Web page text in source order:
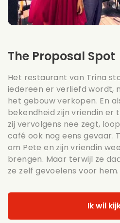
The Proposal Spot
Het restaurant van Trina
iedereen er verliefd wordt,
het gebouw verkopen. En
bekendheid zijn vriendin er
zij vervolgens nee zegt,
café ook nog eens gevaar.
om Pete en zijn vriendin
brengen. Maar terwijl ze
ze zelf gevoelens voor hem.
Ik wil